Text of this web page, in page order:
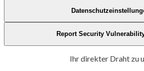
Report Security
Ihr direkter Draht zu